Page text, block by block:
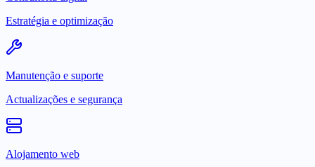
Estratégia e optimização
Manutenção e suporte
Actualizações e segurança
Alojamento web